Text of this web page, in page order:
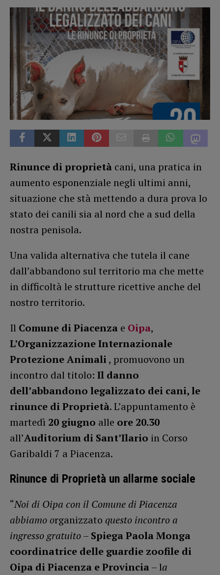
Rinunce di proprietà cani, una pratica in
aumento esponenziale negli ultimi anni,
situazione che stà mettendo a dura prova lo
stato dei canili sia al nord che a sud della
nostra penisola.
Una valida alternativa che tutela il cane
dall’abbandono sul territorio ma che mette
in difficoltà le strutture ricettive anche del
nostro territorio.
Il Comune di Piacenza e Oipa,
L’Organizzazione Internazionale
Protezione Animali, promuovono un
incontro dal titolo: Il danno
dell’abbandono legalizzato dei cani, le
rinunce di Proprietà. L’appuntamento è
martedì 20 giugno alle ore 20.30
all’Auditorium di Sant’Ilario in Corso
Garibaldi 7 a Piacenza.
Rinunce di Proprietà un allarme sociale
“Noi di Oipa con il Comune di Piacenza
abbiamo organizzato questo incontro a
ingresso gratuito– Spiega Paola Monga
coordinatrice delle guardie zoofile di
Oipa di Piacenza e Provincia– la